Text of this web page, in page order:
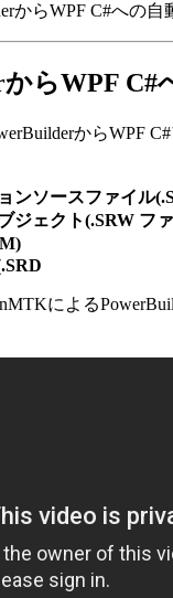
からWPF C#への
らWPF C#
からWPF
ンソースファイル
ジェクト(.SRW フ
による